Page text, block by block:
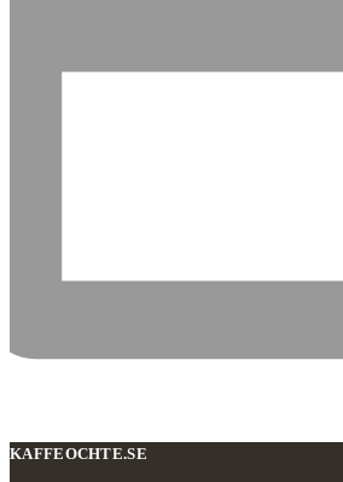
KAFFEOCHTE.SE